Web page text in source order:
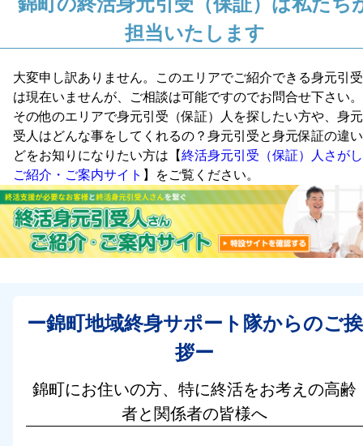
担当いたします
大変申し訳ありません。このエリアでご紹介できる身元引
は現在いませんが、ご相談は可能ですのでお問合せ下さい。
その他のエリアで身元引受（保証）人を探したい方や、身
受人はどんな事をしてくれるの？身元引受と身元保証の違
どをお知りになりたい方は【終活身元引受（保証）人さが
ご紹介・ご案内サイト 】をご覧ください。
ー錦町地域終身サポート隊からのご挨
拶ー
錦町にお住いの方、特に終活をお考えの高齢
者と関係者の皆様へ